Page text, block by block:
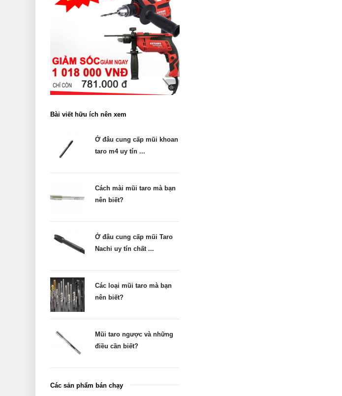
Bài viết hữu ích nên xem
Ở đâu cung cấp mũi khoan
taro m4 uy tín ...
Cách mài mũi taro mà bạn
nên biết?
Ở đâu cung cấp mũi Taro
Nachi uy tín chất ...
Các loại mũi taro mà bạn
nên biết?
Mũi taro ngược và những
điều cần biết?
Các sản phẩm bán chạy